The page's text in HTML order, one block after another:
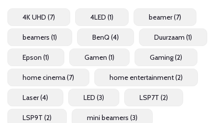
4K UHD (7) 4LED (1) beamer(7)
beamers (1) BenQ (4) Duurzaam (1)
Epson (1) Gamen (1) Gaming(2)
home cinema(7) home entertainment(2)
Laser(4) LED (3) LSP7T (2)
LSP9T (2) mini beamers (3)